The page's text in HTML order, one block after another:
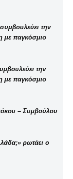
την
με παγκόσμιο
την
με παγκόσμιο
– Συμβούλου
ρωτάει ο